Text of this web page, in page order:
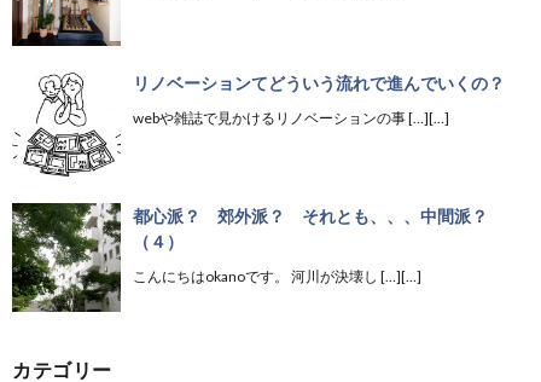
リノベーションてどういう流れで進んでいくの？
webや雑誌で見かけるリノベーションの事 […][…]
都心派？ 郊外派？ それとも、、、中間派？
（４）
こんにちはokanoです。 河川が決壊し […][…]
カテゴリー